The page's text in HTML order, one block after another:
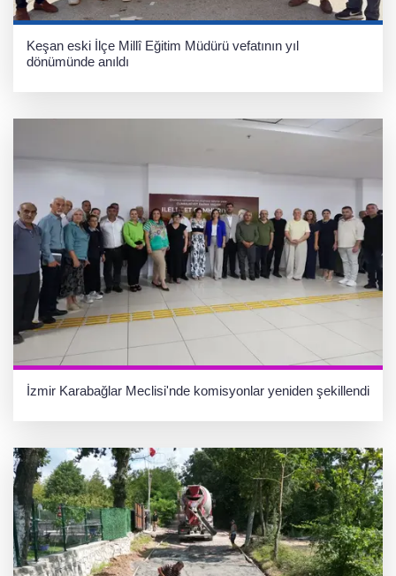
Keşan eski İlçe Millî Eğitim Müdürü vefatının yıl
dönümünde anıldı
İzmir Karabağlar Meclisi'nde komisyonlar yeniden şekillendi